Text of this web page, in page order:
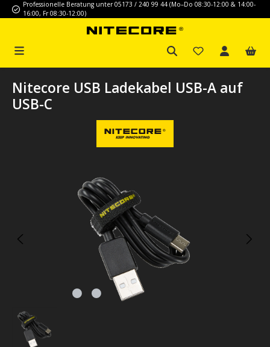
Zum Hauptinhalt springen
Professionelle Beratung unter 05173 / 240 99 44 (Mo–Do 08:30-12:00 & 14:00-
16:00, Fr 08:30-12:00)
Nitecore USB Ladekabel USB-A auf
USB-C
Bildergalerie überspringen